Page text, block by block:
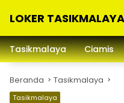
LOKER TASIKMALAYA
Lowongan
Kerja
dan
Sekitarna
Tasikmalaya Ciamis
Beranda Tasikmalaya
Tasikmalaya